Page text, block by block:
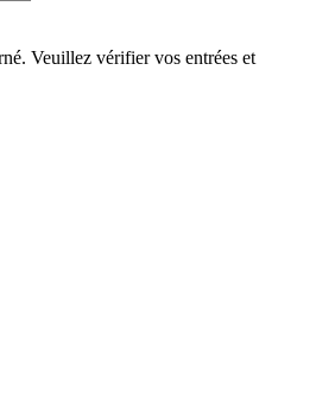
Veuillez vérifier vos entrées et